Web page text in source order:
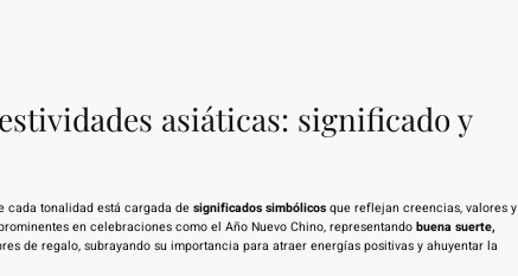
asiáticas: significado y
cada tonalidad está cargada de significados simbólicos que reflejan creencias, valores y
en celebraciones como el Año Nuevo Chino, representando buena suerte,
de regalo, subrayando su importancia para atraer energías positivas y ahuyentar la